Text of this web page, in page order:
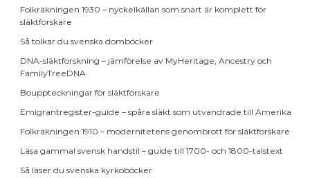
Folkräkningen 1930 – nyckelkällan som snart är komplett för
släktforskare
Så tolkar du svenska domböcker
DNA-släktforskning – jämförelse av MyHeritage, Ancestry och
FamilyTreeDNA
Bouppteckningar för släktforskare
Emigrantregister-guide – spåra släkt som utvandrade till Amerika
Folkräkningen 1910 – modernitetens genombrott för släktforskare
Läsa gammal svensk handstil – guide till 1700- och 1800-talstext
Så läser du svenska kyrkoböcker